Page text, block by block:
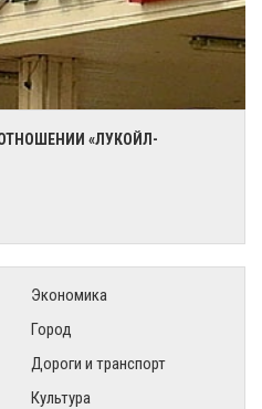
«ЛУКОЙЛ-
Экономика
Город
Дороги и транспорт
Культура